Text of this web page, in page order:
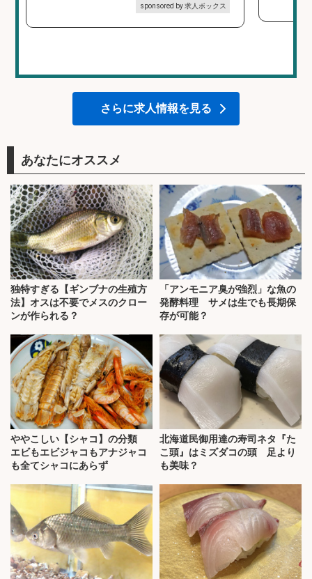
sponsored by 求人ボックス
さらに求人情報を見る
あなたにオススメ
独特すぎる【ギンブナの生殖方
法】オスは不要でメスのクロー
ンが作られる？
「アンモニア臭が強烈」な魚の
発酵料理 サメは生でも長期保
存が可能？
ややこしい【シャコ】の分類
エビもエビジャコもアナジャコ
も全てシャコにあらず
北海道民御用達の寿司ネタ『た
こ頭』はミズダコの頭 足より
も美味？